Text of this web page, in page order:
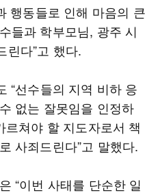
행동들로 인해 마음의 큰
들과 학부모님, 광주 시
린다”고 했다.
“선수들의 지역 비하 응
없는 잘못임을 인정하
쳐야 할 지도자로서 책
사죄드린다”고 말했다.
“이번 사태를 단순한 일